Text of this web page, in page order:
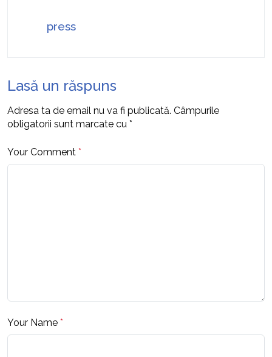
press
Lasă un răspuns
Adresa ta de email nu va fi publicată. Câmpurile
obligatorii sunt marcate cu *
Your Comment *
Your Name *